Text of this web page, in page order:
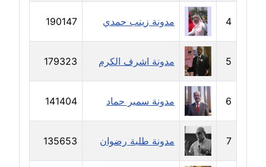
مدونة دعاء البدري
عاملة
مدونة دعاء الجابي
عاملة
مدونة دعاء الشاهد
عاملة
مدونة دينا عاصم
عاملة
4 مدونة زينب حمدي 190147
5 مدونة اشرف الكرم 179323
6 مدونة سمير حماد 141404
7 مدونة طلبة رضوان 135653